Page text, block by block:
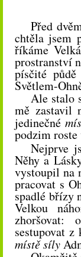
Před
chtěla jsem
říkáme
prostranství
písčité
Světlem-
Ale stalo
mě zastavil
jedinečné
podzim
Nejprve
Něhy a
vystoupil na
pracovat s
spadlé břízy
Velkou
zhoršovat:
sestupovat
místě síly